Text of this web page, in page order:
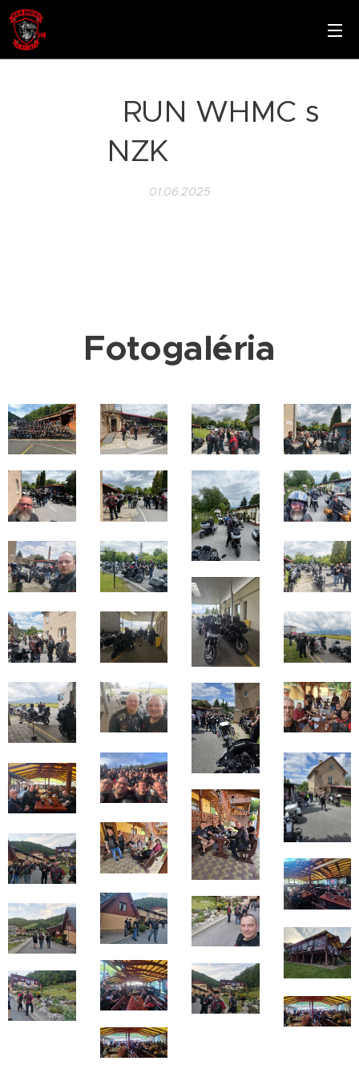
❤️🖤 RUN WHMC s
NZK ❤️🖤
01.06.2025
Fotogaléria